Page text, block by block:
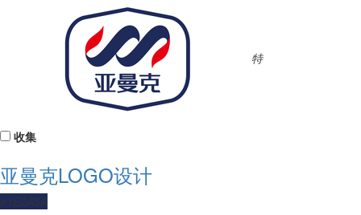
特
收集
亚曼克LOGO设计
#1E2A5A